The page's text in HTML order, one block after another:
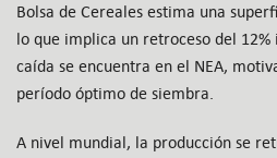
Bolsa de Cereales estima una
lo que implica un retroceso del
caída se encuentra en el NEA,
período óptimo de siembra.
A nivel mundial, la producción se